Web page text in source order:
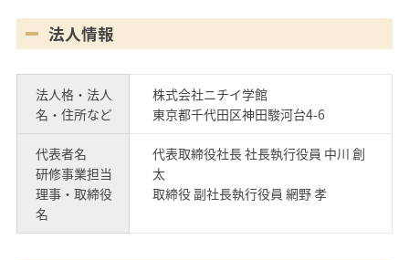
法人情報
法人格・法人
名・住所など
株式会社ニチイ学館
東京都千代田区神田駿河台4-6
代表者名
研修事業担当
理事・取締役
名
代表取締役社長 社長執行役員 中川 創
太
取締役 副社長執行役員 網野 孝